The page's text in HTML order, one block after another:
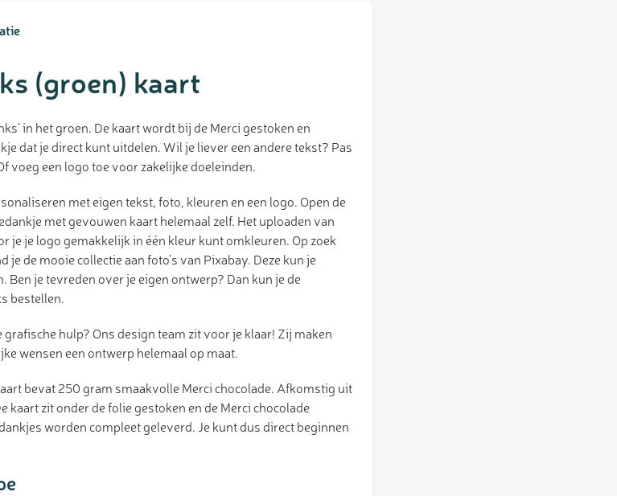
(groen) kaart
in het groen. De kaart wordt bij de Merci gestoken en
dat je direct kunt uitdelen. Wil je liever een andere tekst? Pas
voeg een logo toe voor zakelijke doeleinden.
met eigen tekst, foto, kleuren en een logo. Open de
met gevouwen kaart helemaal zelf. Het uploaden van
je je logo gemakkelijk in één kleur kunt omkleuren. Op zoek
de mooie collectie aan foto’s van Pixabay. Deze kun je
je tevreden over je eigen ontwerp? Dan kun je de
bestellen.
grafische hulp? Ons design team zit voor je klaar! Zij maken
wensen een ontwerp helemaal op maat.
bevat 250 gram smaakvolle Merci chocolade. Afkomstig uit
kaart zit onder de folie gestoken en de Merci chocolade
worden compleet geleverd. Je kunt dus direct beginnen